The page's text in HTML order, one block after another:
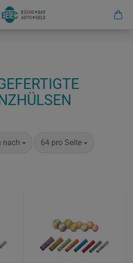
nach 64 pro Seite